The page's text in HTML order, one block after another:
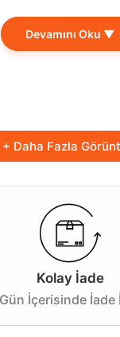
gibi
etkin bir
beraberinde getirir.
bu ürün,
zaman uygun
Devamını Oku ▼
+ Daha Fazla
Kolay İade
İçerisinde İade